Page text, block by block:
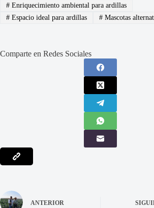
#Enriquecimiento ambiental para ardillas
#Espacio ideal para ardillas #Mascotas
Comparte en Redes Sociales
ANTERIOR